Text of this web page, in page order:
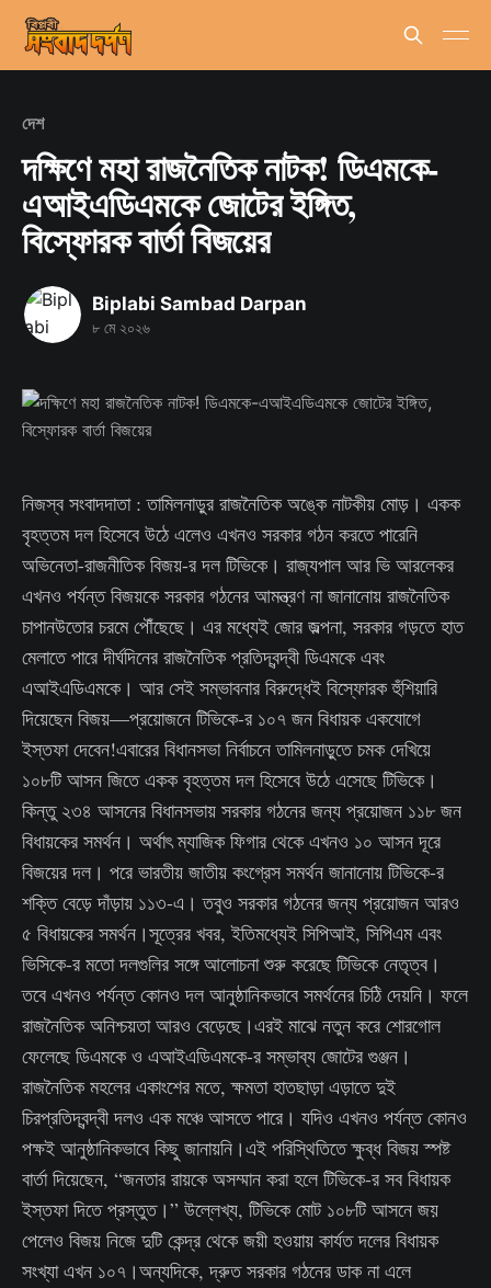
দেশ
দক্ষিণে মহা রাজনৈতিক নাটক! ডিএমকে-
এআইএডিএমকে জোটের ইঙ্গিত,
বিস্ফোরক বার্তা বিজয়ের
Biplabi Sambad Darpan
৮ মে ২০২৬
নিজস্ব সংবাদদাতা : তামিলনাড়ুর রাজনৈতিক অঙ্কে নাটকীয় মোড়। একক
বৃহত্তম দল হিসেবে উঠে এলেও এখনও সরকার গঠন করতে পারেনি
অভিনেতা-রাজনীতিক বিজয়-র দল টিভিকে। রাজ্যপাল আর ভি আরলেকর
এখনও পর্যন্ত বিজয়কে সরকার গঠনের আমন্ত্রণ না জানানোয় রাজনৈতিক
চাপানউতোর চরমে পৌঁছেছে। এর মধ্যেই জোর জল্পনা, সরকার গড়তে হাত
মেলাতে পারে দীর্ঘদিনের রাজনৈতিক প্রতিদ্বন্দ্বী ডিএমকে এবং
এআইএডিএমকে। আর সেই সম্ভাবনার বিরুদ্ধেই বিস্ফোরক হুঁশিয়ারি
দিয়েছেন বিজয়—প্রয়োজনে টিভিকে-র ১০৭ জন বিধায়ক একযোগে
ইস্তফা দেবেন!এবারের বিধানসভা নির্বাচনে তামিলনাড়ুতে চমক দেখিয়ে
১০৮টি আসন জিতে একক বৃহত্তম দল হিসেবে উঠে এসেছে টিভিকে।
কিন্তু ২৩৪ আসনের বিধানসভায় সরকার গঠনের জন্য প্রয়োজন ১১৮ জন
বিধায়কের সমর্থন। অর্থাৎ ম্যাজিক ফিগার থেকে এখনও ১০ আসন দূরে
বিজয়ের দল। পরে ভারতীয় জাতীয় কংগ্রেস সমর্থন জানানোয় টিভিকে-র
শক্তি বেড়ে দাঁড়ায় ১১৩-এ। তবুও সরকার গঠনের জন্য প্রয়োজন আরও
৫ বিধায়কের সমর্থন।সূত্রের খবর, ইতিমধ্যেই সিপিআই, সিপিএম এবং
ভিসিকে-র মতো দলগুলির সঙ্গে আলোচনা শুরু করেছে টিভিকে নেতৃত্ব।
তবে এখনও পর্যন্ত কোনও দল আনুষ্ঠানিকভাবে সমর্থনের চিঠি দেয়নি। ফলে
রাজনৈতিক অনিশ্চয়তা আরও বেড়েছে।এরই মাঝে নতুন করে শোরগোল
ফেলেছে ডিএমকে ও এআইএডিএমকে-র সম্ভাব্য জোটের গুঞ্জন।
রাজনৈতিক মহলের একাংশের মতে, ক্ষমতা হাতছাড়া এড়াতে দুই
চিরপ্রতিদ্বন্দ্বী দলও এক মঞ্চে আসতে পারে। যদিও এখনও পর্যন্ত কোনও
পক্ষই আনুষ্ঠানিকভাবে কিছু জানায়নি।এই পরিস্থিতিতে ক্ষুব্ধ বিজয় স্পষ্ট
বার্তা দিয়েছেন, “জনতার রায়কে অসম্মান করা হলে টিভিকে-র সব বিধায়ক
ইস্তফা দিতে প্রস্তুত।” উল্লেখ্য, টিভিকে মোট ১০৮টি আসনে জয়
পেলেও বিজয় নিজে দুটি কেন্দ্র থেকে জয়ী হওয়ায় কার্যত দলের বিধায়ক
সংখ্যা এখন ১০৭।অন্যদিকে, দ্রুত সরকার গঠনের ডাক না এলে